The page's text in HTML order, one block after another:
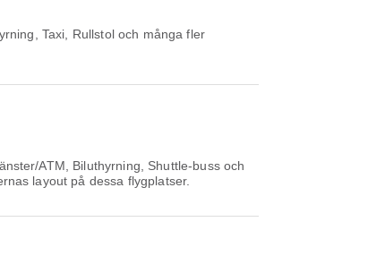
Taxi, Rullstol och många fler
ATM, Biluthyrning, Shuttle-buss och
layout på dessa flygplatser.